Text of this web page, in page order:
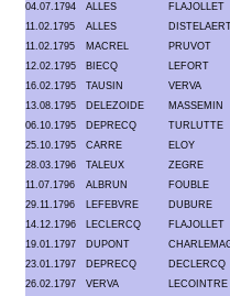
04.07.1794 ALLES FLAJOLLET
11.02.1795
ALLES
11.02.1795
MACREL PRUVOT
12.02.1795
BIECQ LEFORT
16.02.1795
TAUSIN VERVA
13.08.1795
DELEZOIDE MASSEMIN
06.10.1795
DEPRECQ TURLUTTE
25.10.1795
CARRE ELOY
28.03.1796
TALEUX ZEGRE
11.07.1796
ALBRUN FOUBLE
29.11.1796
LEFEBVRE DUBURE
14.12.1796
LECLERCQ FLAJOLLET
19.01.1797
DUPONT
23.01.1797
DEPRECQ DECLERCQ
26.02.1797
VERVA LECOINTRE